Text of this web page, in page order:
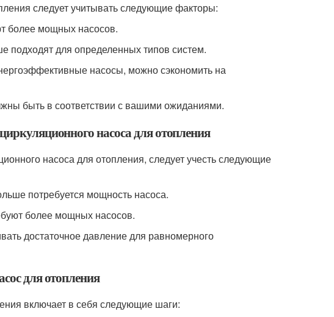
следует учитывать следующие факторы:
более мощных насосов.
для определенных типов систем.
насосы, можно сэкономить на
быть в соответствии с вашими ожиданиями.
насоса для отопления
насоса для отопления, следует учесть следующие
потребуется мощность насоса.
более мощных насосов.
достаточное давление для равномерного
для отопления
включает в себя следующие шаги: